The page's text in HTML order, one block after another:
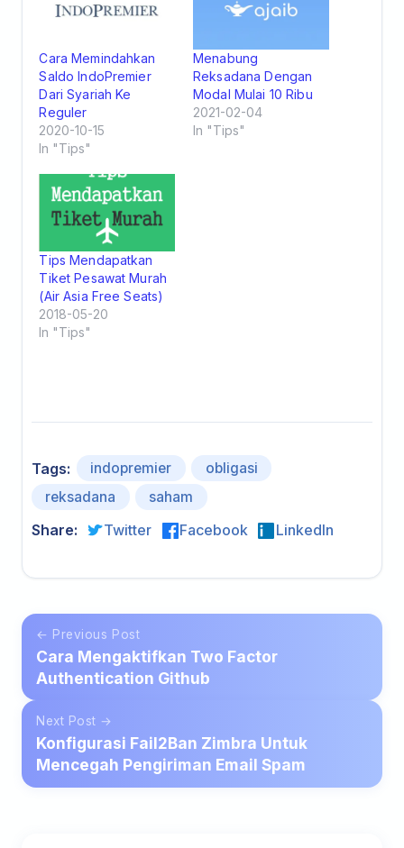
Cara Memindahkan
Saldo IndoPremier
Dari Syariah Ke
Reguler
2020-10-15
In "Tips"
Menabung
Reksadana Dengan
Modal Mulai 10 Ribu
2021-02-04
In "Tips"
Tips Mendapatkan
Tiket Pesawat Murah
(Air Asia Free Seats)
2018-05-20
In "Tips"
Tags: indopremier
obligasi
reksadana
saham
Share: Twitter Facebook LinkedIn
← Previous Post
Cara Mengaktifkan Two Factor
Authentication Github
Next Post →
Konfigurasi Fail2Ban Zimbra Untuk
Mencegah Pengiriman Email Spam